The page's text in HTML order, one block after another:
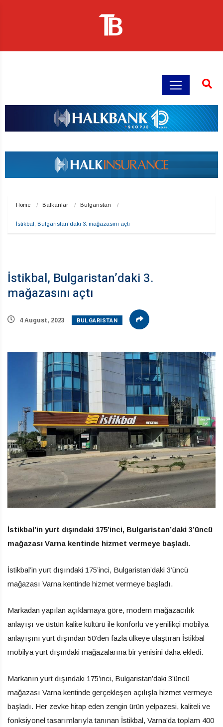
Home Balkanlar Bulgaristan
İstikbal, Bulgaristan’daki 3. mağazasını açtı
İstikbal, Bulgaristan’daki 3.
mağazasını açtı
4 August, 2023 BULGARISTAN
İstikbal’in yurt dışındaki 175’inci, Bulgaristan’daki 3’üncü
mağazası Varna kentinde hizmet vermeye başladı.
İstikbal’in yurt dışındaki 175’inci, Bulgaristan’daki 3’üncü
mağazası Varna kentinde hizmet vermeye başladı.
Markadan yapılan açıklamaya göre, modern mağazacılık
anlayışı ve üstün kalite kültürü ile konforlu ve yenilikçi mobilya
anlayışını yurt dışından 50’den fazla ülkeye ulaştıran İstikbal
mobilya yurt dışındaki mağazalarına bir yenisini daha ekledi.
Markanın yurt dışındaki 175’inci, Bulgaristan’daki 3’üncü
mağazası Varna kentinde gerçekleşen açılışla hizmet vermeye
başladı. Her zevke hitap eden zengin ürün yelpazesi, kaliteli ve
fonksiyonel tasarımlarıyla tanınan İstikbal, Varna’da toplam 400